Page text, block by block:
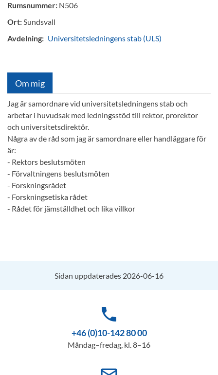
Rumsnummer: N506
Ort:Sundsvall
Avdelning: Universitetsledningens stab (ULS)
Om mig
Jag är samordnare vid universitetsledningens stab och
arbetar i huvudsak med ledningsstöd till rektor, prorektor
och universitetsdirektör.
Några av de råd som jag är samordnare eller handläggare för
är:
- Rektors beslutsmöten
- Förvaltningens beslutsmöten
- Forskningsrådet
- Forskningsetiska rådet
- Rådet för jämställdhet och lika villkor
Sidan uppdaterades 2026-06-16
phone
+46 (0)10-142 80 00
Måndag–fredag, kl. 8–16